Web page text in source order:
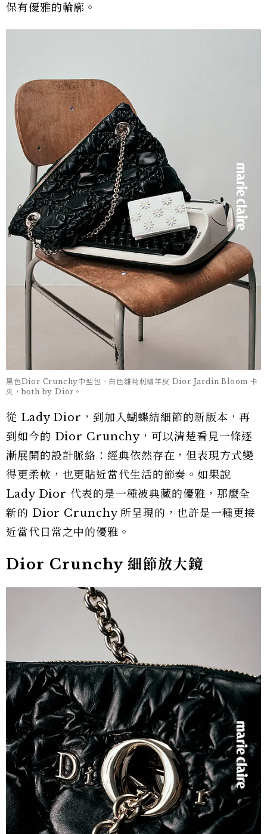
保有優雅的輪廓。
黑色Dior Crunchy中型包、白色雛菊刺繡羊皮 Dior Jardin Bloom 卡
夾，both by Dior。
從 Lady Dior，到加入蝴蝶結細節的新版本，再
到如今的 Dior Crunchy，可以清楚看見一條逐
漸展開的設計脈絡：經典依然存在，但表現方式變
得更柔軟，也更貼近當代生活的節奏。如果說
Lady Dior 代表的是一種被典藏的優雅，那麼全
新的 Dior Crunchy 所呈現的，也許是一種更接
近當代日常之中的優雅。
Dior Crunchy 細節放大鏡